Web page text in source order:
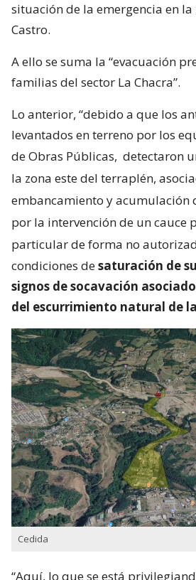
situación de la emergencia en
Castro.
A ello se suma la “evacuación
familias del sector La Chacra”.
Lo anterior, “debido a que los
levantados en terreno por los
de Obras Públicas, detectaron
la zona este del terraplén,
embancamiento y acumulación
por la intervención de un cauce
particular de forma no
condiciones desaturación de
signos de socavación
del escurrimiento natural de
Cedida
“Aquí, lo que se está